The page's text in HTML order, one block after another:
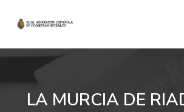
LA MURCIA DE